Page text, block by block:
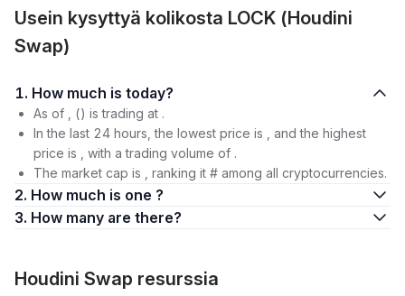
Usein kysyttyä kolikosta LOCK (Houdini
Swap)
1. How much is today?
As of , () is trading at .
In the last 24 hours, the lowest price is , and the highest
price is , with a trading volume of .
The market cap is , ranking it # among all cryptocurrencies.
2. How much is one ?
3. How many are there?
Houdini Swap resurssia